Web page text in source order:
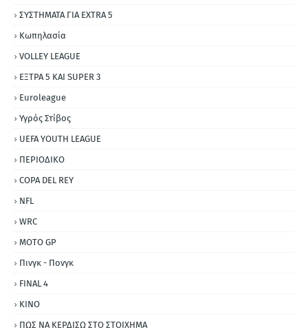
ΣΥΣΤΗΜΑΤΑ ΓΙΑ ΕΧΤRΑ 5
Κωπηλασία
VOLLEY LEAGUE
ΕΞΤΡΑ 5 ΚΑΙ SUPER 3
Εuroleague
Υγρός Στίβος
UEFA YOUTH LEAGUE
ΠΕΡΙΟΔΙΚΟ
COPA DEL REY
NFL
WRC
MOTO GP
Πινγκ - Πονγκ
FINAL 4
ΚΙΝΟ
ΠΩΣ ΝΑ ΚΕΡΔΙΣΩ ΣΤΟ ΣΤΟΙΧΗΜΑ